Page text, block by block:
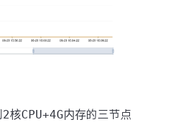
2核CPU+4G内存的三节点